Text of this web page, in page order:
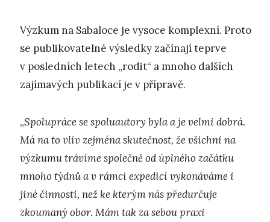
Výzkum na Sabaloce je vysoce komplexní. Proto
se publikovatelné výsledky začínají teprve
v posledních letech „rodit“ a mnoho dalších
zajímavých publikací je v přípravě.
„Spolupráce se spoluautory byla a je velmi dobrá.
Má na to vliv zejména skutečnost, že všichni na
výzkumu trávíme společně od úplného začátku
mnoho týdnů a v rámci expedicí vykonáváme i
jiné činnosti, než ke kterým nás předurčuje
zkoumaný obor. Mám tak za sebou praxi